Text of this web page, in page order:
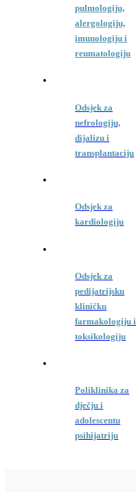
pulmologiju,
alergologiju,
imunologiju i
reumatologiju
Odsjek za
nefrologiju,
dijalizu i
transplantaciju
Odsjek za
kardiologiju
Odsjek za
pedijatrijsku
kliničku
farmakologiju i
toksikologiju
Poliklinika za
dječju i
adolescentu
psihijatriju